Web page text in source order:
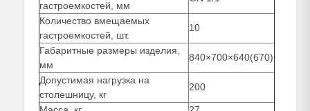
гастроемкостей, мм
Количество вмещаемых
гастроемкостей, шт.
10
Габаритные размеры изделия,
мм
840×700×640(670)
Допустимая нагрузка на
столешницу, кг
200